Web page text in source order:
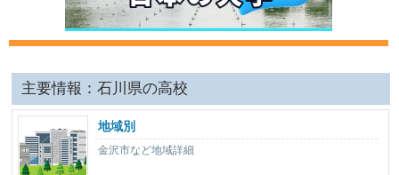
主要情報：石川県の高校
地域別
金沢市など地域詳細